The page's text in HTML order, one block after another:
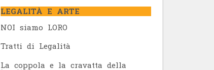
LEGALITÀ E ARTE
NOI siamo LORO
Tratti di Legalità
La coppola e la cravatta della